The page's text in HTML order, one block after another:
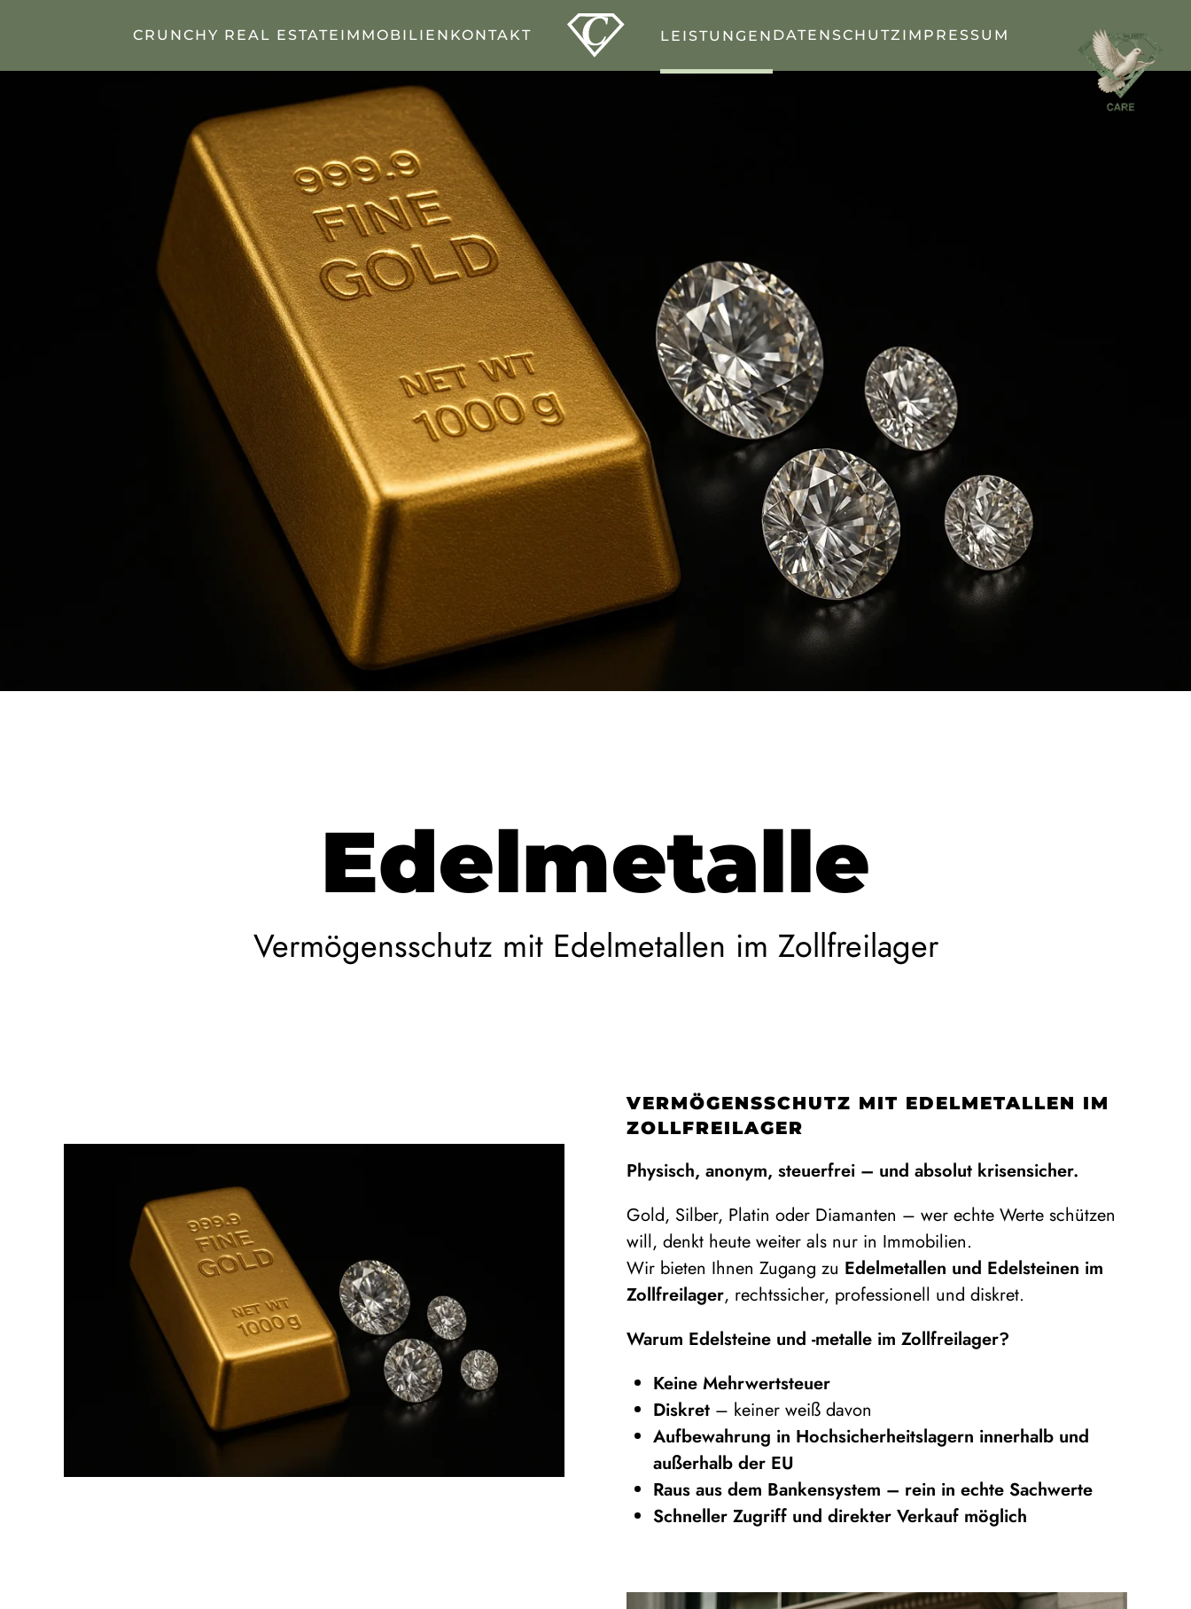
Zum Hauptinhalt springenCRUNCHY REAL ESTATE IMMOBILIEN KONTAKT LEISTUNGEN DATENSCHUTZ IMPRESSUM
Edelmetalle
Vermögensschutz mit Edelmetallen im Zollfreilager
VERMÖGENSSCHUTZ MIT EDELMETALLEN IM
ZOLLFREILAGER
Physisch, anonym, steuerfrei – und absolut krisensicher.
Gold, Silber, Platin oder Diamanten – wer echte Werte schützen
will, denkt heute weiter als nur in Immobilien.
Wir bieten Ihnen Zugang zu Edelmetallen und Edelsteinen im
Zollfreilager, rechtssicher, professionell und diskret.
Warum Edelsteine und -metalle im Zollfreilager?
Keine Mehrwertsteuer
Diskret – keiner weiß davon
Aufbewahrung in Hochsicherheitslagern innerhalb und
außerhalb der EU
Raus aus dem Bankensystem – rein in echte Sachwerte
Schneller Zugriff und direkter Verkauf möglich